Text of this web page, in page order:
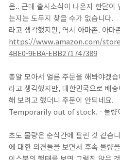
음.. 근데 출시소식이 나온지 한달이
는지는 도무지 찾을 수가 없습니다.
라고 생각했지만, 역시 아마존. 아마
https://www.amazon.com/
4BE0-9EBA-EBB271747389
총알 모아서 얼른 주문을 해봐야겠
라고 생각했지만, 대한민국으로 배
해 보려고 했더니 주문이 안되네요.
Temporarily out of stock. - 물량
초도 물량은 순식간에 팔린 것 같습
에 대한 의견들을 보면서 후속 물량